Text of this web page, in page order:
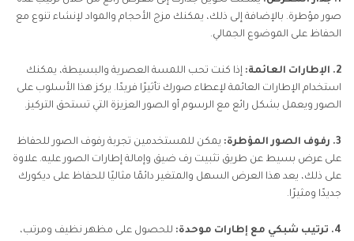
صور مؤطرة. بالإضافة إلى ذلك، يمكنك مزج الأحجام والمواد لإنشاء تنوع مع
الحفاظ على الموضوع الجمالي.
2. الإطارات العائمة:
إذا كنت تحب اللمسة العصرية والبسيطة، يمكنك
استخدام الإطارات العائمة لإعطاء صورك تأثيرًا فريدًا. يركز هذا الأسلوب على
الصور ويعمل بشكل رائع مع الرسوم أو الصور العزيزة التي تستحق التركيز.
3. رفوف الصور المؤطرة:
يمكن للمستخدمين تجربة رفوف الصور للحفاظ
على عرض بسيط عن طريق تثبيت رف ضيق وإمالة إطارات الصور عليه. علاوة
على ذلك، يعد هذا العرض السهل والمتغير دائمًا مثاليًا للحفاظ على ديكورك
جديدًا ومثيرًا.
4. ترتيب شبكي مع إطارات موحدة:
للحصول على مظهر نظيف ومرتب،